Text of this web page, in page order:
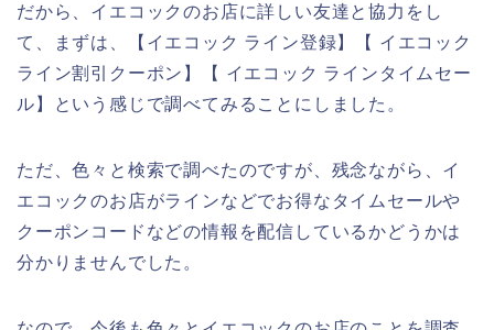
だから、イエコックのお店に詳しい友達と協力をし
て、まずは、【イエコック ライン登録】【 イエコック
ライン割引クーポン】【 イエコック ラインタイムセー
ル】という感じで調べてみることにしました。
ただ、色々と検索で調べたのですが、残念ながら、イ
エコックのお店がラインなどでお得なタイムセールや
クーポンコードなどの情報を配信しているかどうかは
分かりませんでした。